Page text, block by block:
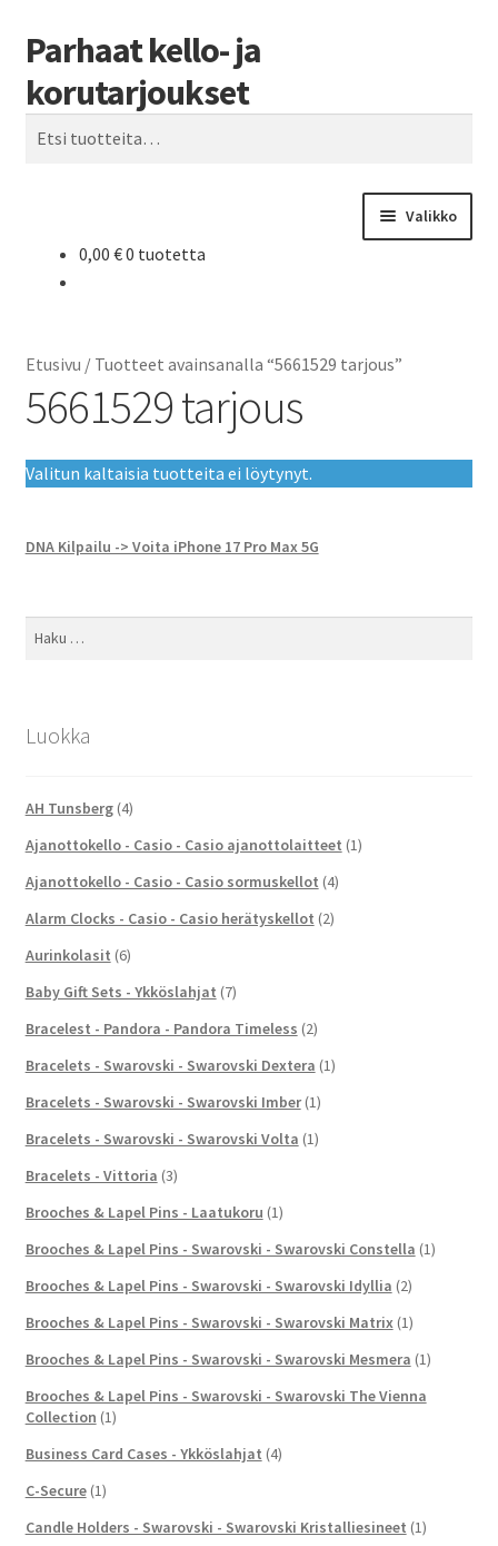
Siirry
navigointiin
Siirry
sisältöön
Parhaat kello- ja
korutarjoukset
Haku
Valikko
0,00 €0 tuotetta
Etusivu / Tuotteet avainsanalla “5661529 tarjous”
5661529 tarjous
Valitun kaltaisia tuotteita ei löytynyt.
DNA Kilpailu -> Voita iPhone 17 Pro Max 5G
Haku:
Luokka
AH Tunsberg (4)
Ajanottokello - Casio - Casio ajanottolaitteet (1)
Ajanottokello - Casio - Casio sormuskellot (4)
Alarm Clocks - Casio - Casio herätyskellot (2)
Aurinkolasit (6)
Baby Gift Sets - Ykköslahjat (7)
Bracelest - Pandora - Pandora Timeless (2)
Bracelets - Swarovski - Swarovski Dextera (1)
Bracelets - Swarovski - Swarovski Imber (1)
Bracelets - Swarovski - Swarovski Volta (1)
Bracelets - Vittoria (3)
Brooches & Lapel Pins - Laatukoru (1)
Brooches & Lapel Pins - Swarovski - Swarovski Constella (1)
Brooches & Lapel Pins - Swarovski - Swarovski Idyllia (2)
Brooches & Lapel Pins - Swarovski - Swarovski Matrix (1)
Brooches & Lapel Pins - Swarovski - Swarovski Mesmera (1)
Brooches & Lapel Pins - Swarovski - Swarovski The Vienna
Collection (1)
Business Card Cases - Ykköslahjat (4)
C-Secure (1)
Candle Holders - Swarovski - Swarovski Kristalliesineet (1)